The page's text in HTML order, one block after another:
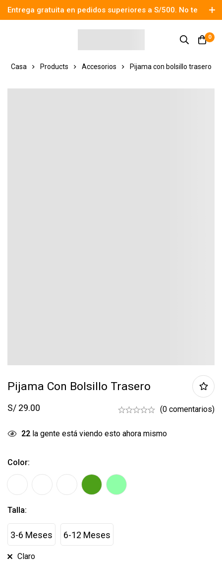
Entrega gratuita en pedidos superiores a S/500. No te
pierdas el descuento.
0
Casa Products Accesorios Pijama con bolsillo trasero
Pijama Con Bolsillo Trasero
S/ 29.00 (0 comentarios)
22 la gente está viendo esto ahora mismo
Color:
Talla:
3-6 Meses 6-12 Meses
Claro